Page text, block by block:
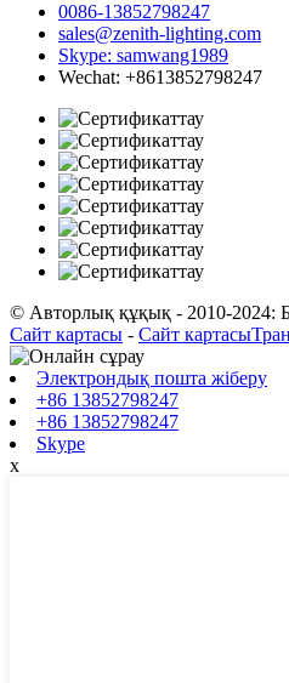
0086-13852798247
sales@zenith-lighting.com
Skype: samwang1989
Wechat: +8613852798247
© Авторлық құқық - 2010-2024:
Сайт картасы - Сайт
Электрондық пошта жіберу
+86 13852798247
+86 13852798247
Skype
x